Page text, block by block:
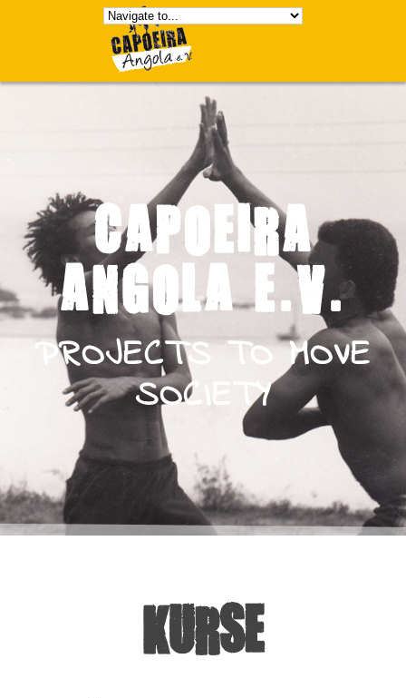
CAPOEIRA
ANGOLA E.V.
PROJECTS TO MOVE
SOCIETY
KURSE